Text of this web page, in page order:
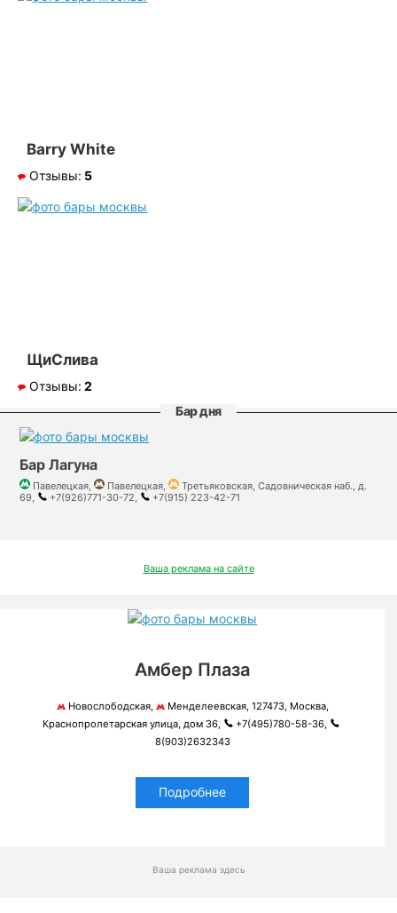
Barry White
Отзывы: 5
ЩиСлива
Отзывы: 2
Бар дня
Бар Лагуна
Павелецкая, Павелецкая,
Третьяковская, Садовническая наб., д.
69,
+7(926)771-30-72, +7(915) 223-42-71
Ваша реклама на сайте
Амбер Плаза
Новослободская,
Менделеевская, 127473, Москва,
Краснопролетарская улица, дом 36,
+7(495)780-58-36,
8(903)2632343
Подробнее
Ваша реклама здесь